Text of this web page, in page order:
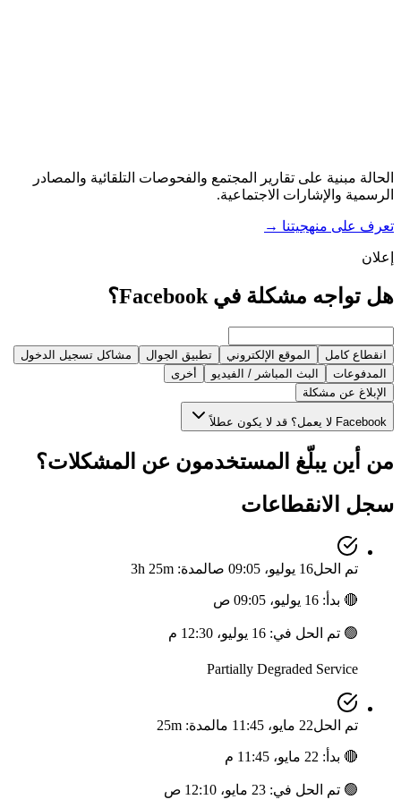
الحالة مبنية على تقارير المجتمع والفحوصات التلقائية والمصادر
الرسمية والإشارات الاجتماعية.
تعرف على منهجيتنا →
إعلان
هل تواجه مشكلة في Facebook؟
انقطاع كامل الموقع الإلكتروني تطبيق الجوال
مشاكل تسجيل الدخول
المدفوعات
البث المباشر / الفيديو
أخرى
الإبلاغ عن مشكلة
Facebook لا يعمل؟ قد لا يكون عطلاً
من أين يبلّغ المستخدمون عن المشكلات؟
سجل الانقطاعات
تم الحل16 يوليو، 09:05 ص المدة: 3h 25m
🔴 بدأ : 16 يوليو، 09:05 ص
🟢 تم الحل في: 16 يوليو، 12:30 م
Partially Degraded Service
تم الحل22 مايو، 11:45 م المدة: 25m
🔴 بدأ : 22 مايو، 11:45 م
🟢 تم الحل في: 23 مايو، 12:10 ص